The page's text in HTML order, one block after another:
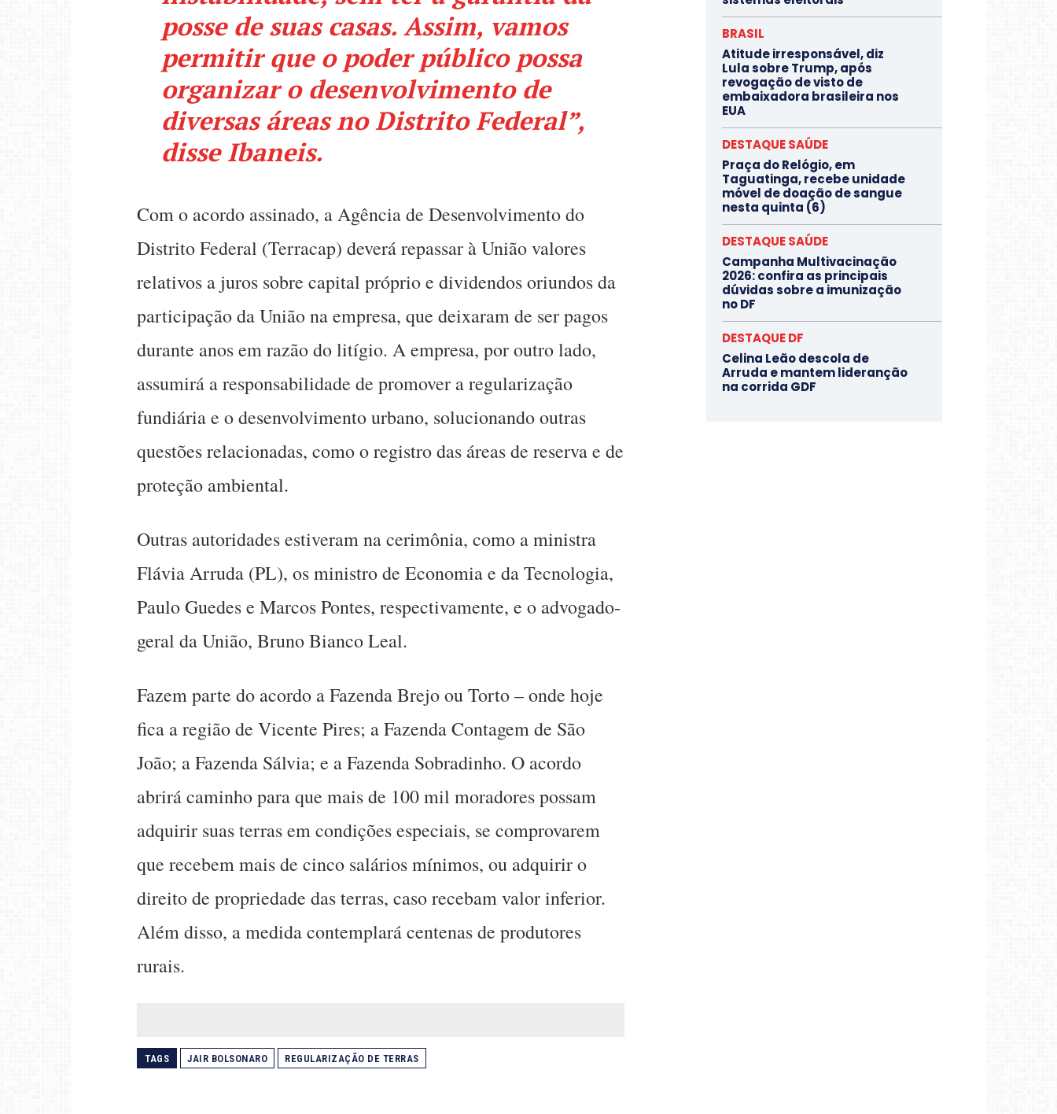
posse de suas casas. Assim, vamos
permitir que o poder público possa
organizar o desenvolvimento de
diversas áreas no Distrito Federal”,
disse Ibaneis.
Com o acordo assinado, a Agência de Desenvolvimento do
Distrito Federal (Terracap) deverá repassar à União valores
relativos a juros sobre capital próprio e dividendos oriundos da
participação da União na empresa, que deixaram de ser pagos
durante anos em razão do litígio. A empresa, por outro lado,
assumirá a responsabilidade de promover a regularização
fundiária e o desenvolvimento urbano, solucionando outras
questões relacionadas, como o registro das áreas de reserva e de
proteção ambiental.
Outras autoridades estiveram na cerimônia, como a ministra
Flávia Arruda (PL), os ministro de Economia e da Tecnologia,
Paulo Guedes e Marcos Pontes, respectivamente, e o advogado-
geral da União, Bruno Bianco Leal.
Fazem parte do acordo a Fazenda Brejo ou Torto – onde hoje
fica a região de Vicente Pires; a Fazenda Contagem de São
João; a Fazenda Sálvia; e a Fazenda Sobradinho. O acordo
abrirá caminho para que mais de 100 mil moradores possam
adquirir suas terras em condições especiais, se comprovarem
que recebem mais de cinco salários mínimos, ou adquirir o
direito de propriedade das terras, caso recebam valor inferior.
Além disso, a medida contemplará centenas de produtores
rurais.
TAGS JAIR BOLSONARO REGULARIZAÇÃO DE TERRAS
BRASIL
Atitude irresponsável, diz
Lula sobre Trump, após
revogação de visto de
embaixadora brasileira nos
EUA
DESTAQUE SAÚDE
Praça do Relógio, em
Taguatinga, recebe unidade
móvel de doação de sangue
nesta quinta (6)
DESTAQUE SAÚDE
Campanha Multivacinação
2026: confira as principais
dúvidas sobre a imunização
no DF
DESTAQUE DF
Celina Leão descola de
Arruda e mantem lideranção
na corrida GDF